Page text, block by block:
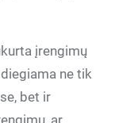
įrengimų
ne tik
bet ir
ar